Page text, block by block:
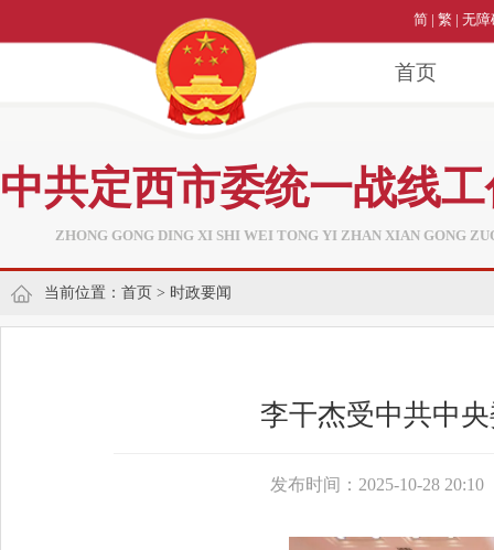
简 | 繁 | 无障
首页
中共定西市委统一战线
ZHONG GONG DING XI SHI WEI TONG YI ZHAN XIAN GONG
当前位置： 首页 > 时政要闻
李干杰受中共中
发布时间：2025-10-28 20:10